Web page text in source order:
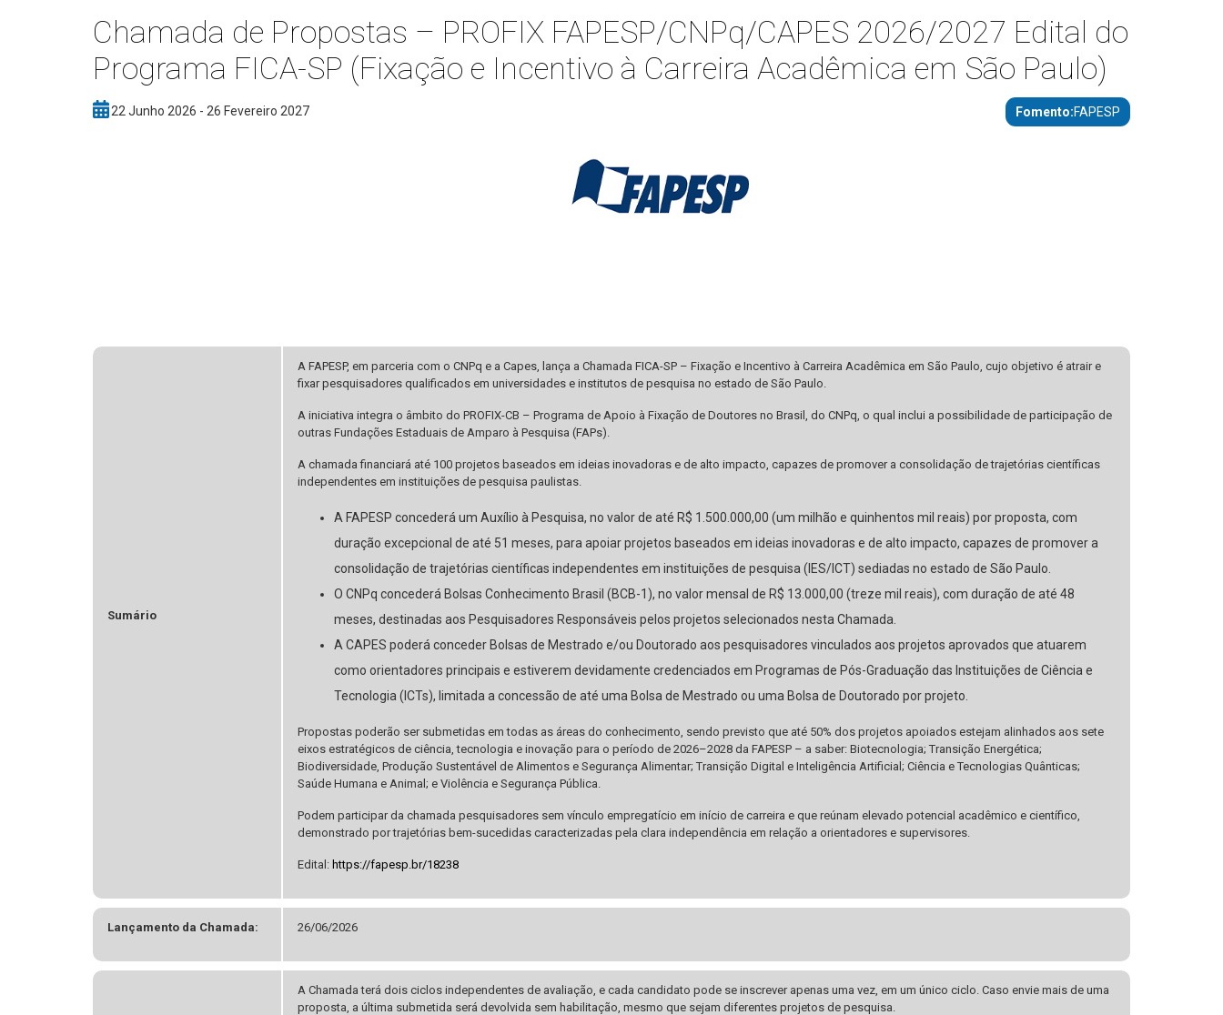
Chamada de Propostas – PROFIX FAPESP/CNPq/CAPES 2026/2027 Edital do
Programa FICA-SP (Fixação e Incentivo à Carreira Acadêmica em São Paulo)
22 Junho 2026 - 26 Fevereiro 2027 Fomento FAPESP
Sumário
A FAPESP, em parceria com o CNPq e a Capes, lança a Chamada FICA-SP – Fixação e Incentivo à Carreira Acadêmica em São Paulo, cujo objetivo é atrair e
fixar pesquisadores qualificados em universidades e institutos de pesquisa no estado de São Paulo.
A iniciativa integra o âmbito do PROFIX-CB – Programa de Apoio à Fixação de Doutores no Brasil, do CNPq, o qual inclui a possibilidade de participação de
outras Fundações Estaduais de Amparo à Pesquisa (FAPs).
A chamada financiará até 100 projetos baseados em ideias inovadoras e de alto impacto, capazes de promover a consolidação de trajetórias científicas
independentes em instituições de pesquisa paulistas.
A FAPESP concederá um Auxílio à Pesquisa, no valor de até R$ 1.500.000,00 (um milhão e quinhentos mil reais) por proposta, com
duração excepcional de até 51 meses, para apoiar projetos baseados em ideias inovadoras e de alto impacto, capazes de promover a
consolidação de trajetórias científicas independentes em instituições de pesquisa (IES/ICT) sediadas no estado de São Paulo.
O CNPq concederá Bolsas Conhecimento Brasil (BCB-1), no valor mensal de R$ 13.000,00 (treze mil reais), com duração de até 48
meses, destinadas aos Pesquisadores Responsáveis pelos projetos selecionados nesta Chamada.
A CAPES poderá conceder Bolsas de Mestrado e/ou Doutorado aos pesquisadores vinculados aos projetos aprovados que atuarem
como orientadores principais e estiverem devidamente credenciados em Programas de Pós-Graduação das Instituições de Ciência e
Tecnologia (ICTs), limitada a concessão de até uma Bolsa de Mestrado ou uma Bolsa de Doutorado por projeto.
Propostas poderão ser submetidas em todas as áreas do conhecimento, sendo previsto que até 50% dos projetos apoiados estejam alinhados aos sete
eixos estratégicos de ciência, tecnologia e inovação para o período de 2026–2028 da FAPESP – a saber: Biotecnologia; Transição Energética;
Biodiversidade, Produção Sustentável de Alimentos e Segurança Alimentar; Transição Digital e Inteligência Artificial; Ciência e Tecnologias Quânticas;
Saúde Humana e Animal; e Violência e Segurança Pública.
Podem participar da chamada pesquisadores sem vínculo empregatício em início de carreira e que reúnam elevado potencial acadêmico e científico,
demonstrado por trajetórias bem-sucedidas caracterizadas pela clara independência em relação a orientadores e supervisores.
Edital: https://fapesp.br/18238
Lançamento da Chamada: 26/06/2026
A Chamada terá dois ciclos independentes de avaliação, e cada candidato pode se inscrever apenas uma vez, em um único ciclo. Caso envie mais de uma
proposta, a última submetida será devolvida sem habilitação, mesmo que sejam diferentes projetos de pesquisa.